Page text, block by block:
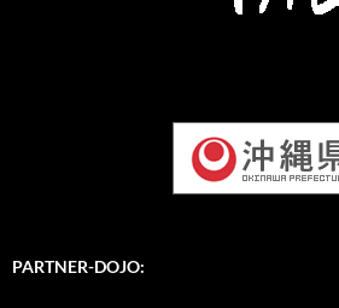
PARTNER-DOJO: